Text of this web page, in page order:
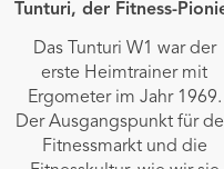
Tunturi, der Fitness-
Das Tunturi W1 war der
erste Heimtrainer mit
Ergometer im Jahr 1969.
Der Ausgangspunkt für
Fitnessmarkt und die